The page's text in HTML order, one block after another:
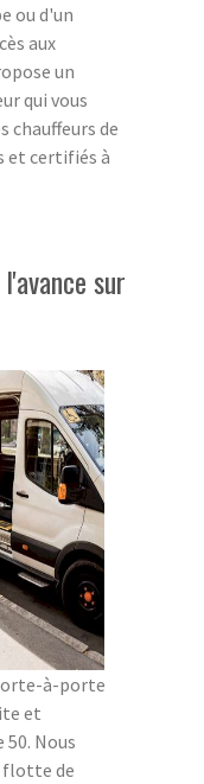
ou d'un
aux
un
qui vous
chauffeurs de
et certifiés à
sur
à-porte
et
50. Nous
flotte de